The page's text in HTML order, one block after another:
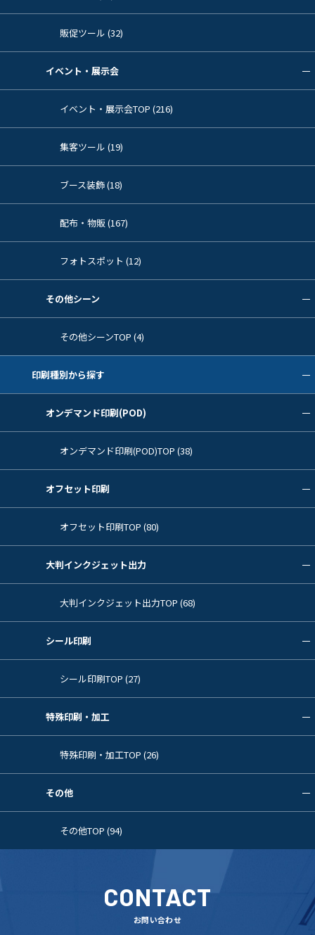
販促ツール (32)
イベント・展示会
イベント・展示会TOP (216)
集客ツール (19)
ブース装飾 (18)
配布・物販 (167)
フォトスポット (12)
その他シーン
その他シーンTOP (4)
印刷種別から探す
オンデマンド印刷(POD)
オンデマンド印刷(POD)TOP (38)
オフセット印刷
オフセット印刷TOP (80)
大判インクジェット出力
大判インクジェット出力TOP (68)
シール印刷
シール印刷TOP (27)
特殊印刷・加工
特殊印刷・加工TOP (26)
その他
その他TOP (94)
CONTACT
お問い合わせ